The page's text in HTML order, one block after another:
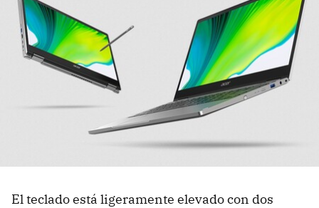
El teclado está ligeramente elevado con dos